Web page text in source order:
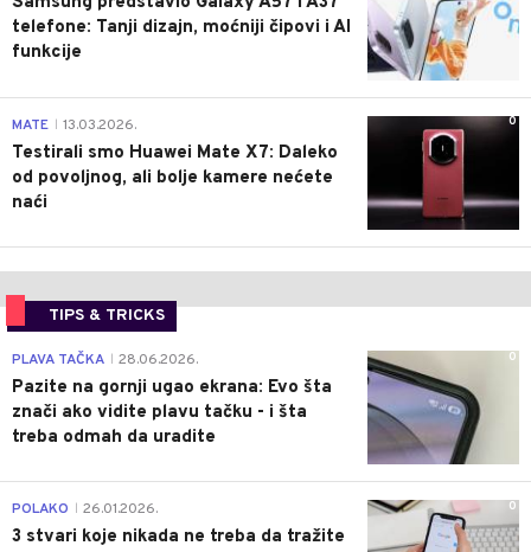
telefone: Tanji dizajn, moćniji čipovi i AI
funkcije
0
MATE 13.03.2026.
Testirali smo Huawei Mate X7: Daleko
od povoljnog, ali bolje kamere nećete
naći
TIPS & TRICKS
0
PLAVA TAČKA 28.06.2026.
Pazite na gornji ugao ekrana: Evo šta
znači ako vidite plavu tačku - i šta
treba odmah da uradite
0
POLAKO 26.01.2026.
3 stvari koje nikada ne treba da tražite